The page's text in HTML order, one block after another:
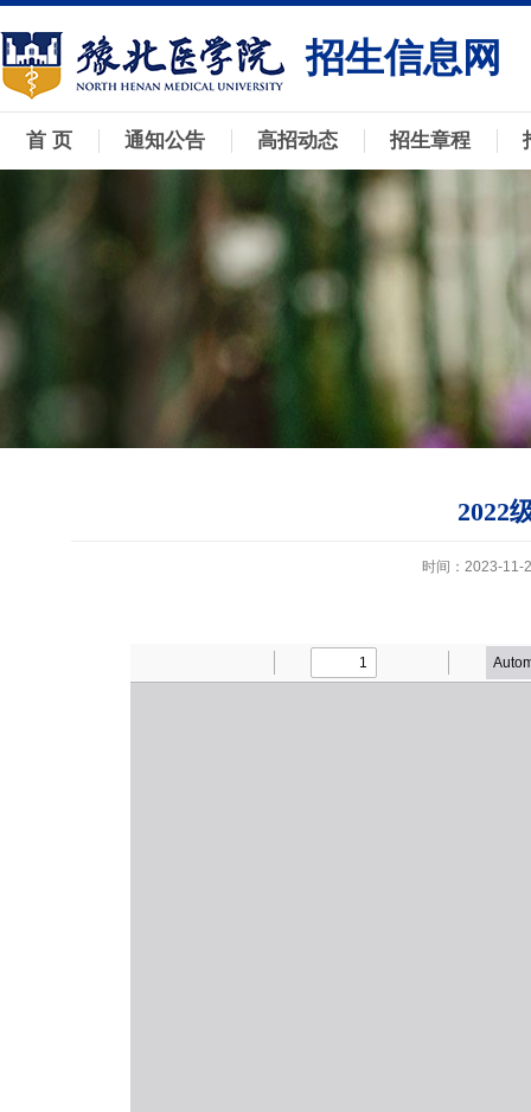
招生信息网
首 页 通知公告 高招动态 招生章程
2022
时间：2023-11-